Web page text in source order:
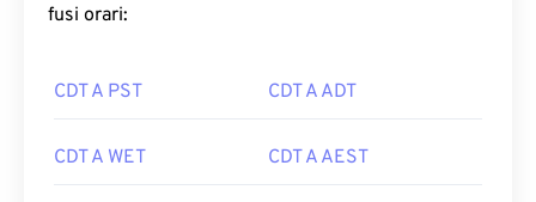
fusi orari:
CDT A PST CDT A ADT
CDT A WET CDT A AEST